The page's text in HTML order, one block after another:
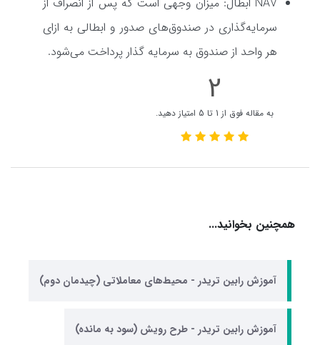
سرمایه‌گذاری در صندوق‌های صدور و ابطالی به ازای
هر واحد از صندوق به سرمایه گذار پرداخت می‌شود.
2
به مقاله فوق از 1 تا 5 امتیاز دهید.
همچنین بخوانید...
آموزش رابین تریدر - محیط‌های معاملاتی (چیدمان دوم)
آموزش رابین تریدر - طرح رویش (سود به مانده)